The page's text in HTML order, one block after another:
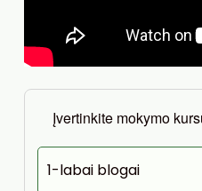
Įvertinkite mokymo
1-labai blogai